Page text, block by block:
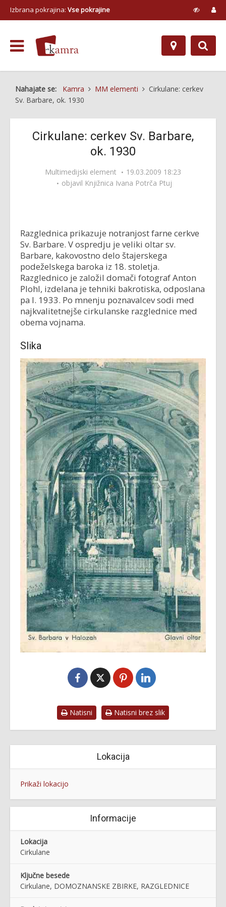
Izbrana pokrajina: Vse pokrajine
Nahajate se: Kamra MM elementi
Cirkulane: cerkev
Sv. Barbare, ok. 1930
Cirkulane: cerkev Sv. Barbare,
ok. 1930
Multimedijski element
19.03.2009 18:23
objavil Knjižnica Ivana Potrča Ptuj
Razglednica prikazuje notranjost farne cerkve
Sv. Barbare. V ospredju je veliki oltar sv.
Barbare, kakovostno delo štajerskega
podeželskega baroka iz 18. stoletja.
Razglednico je založil domači fotograf Anton
Plohl, izdelana je tehniki bakrotiska, odposlana
pa l. 1933. Po mnenju poznavalcev sodi med
najkvalitetnejše cirkulanske razglednice med
obema vojnama.
Slika
Natisni Natisni brez slik
Lokacija
Prikaži lokacijo
Informacije
Lokacija
Cirkulane
Ključne besede
Cirkulane, DOMOZNANSKE ZBIRKE, RAZGLEDNICE